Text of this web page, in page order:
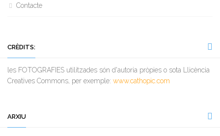
Contacte
CRÈDITS:
les FOTOGRAFIES utilitzades són d'autoria pròpies o sota Llicència
Creatives Commons, per exemple: www.cathopic.com
ARXIU